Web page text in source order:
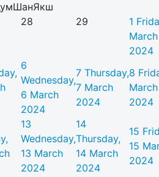
ШанЯкш
28 29 1
March
2024
6
Wednesday,
6 March
2024
7 Thursday,
7 March
2024
8
March
2024
13
Wednesday,
13 March
2024
14
Thursday,
14 March
2024
15
15
2024